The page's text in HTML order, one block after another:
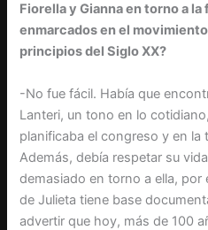
Fiorella y Gianna en torno a
enmarcados en el
principios del Siglo XX?
-No fue fácil. Había que
Lanteri, un tono en lo
planificaba el congreso y en la
Además, debía respetar su
demasiado en torno a ella,
de Julieta tiene base
advertir que hoy, más de 100